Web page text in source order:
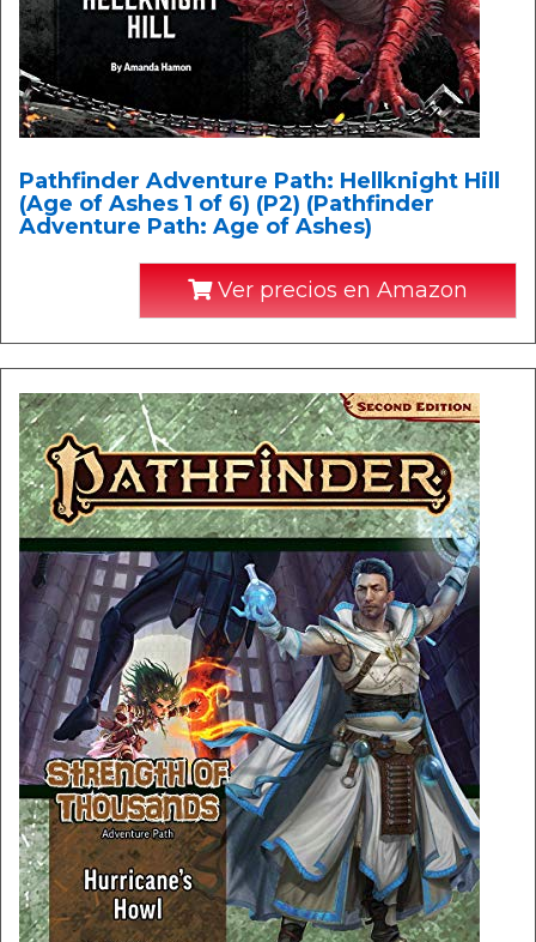
Pathfinder Adventure Path: Hellknight Hill
(Age of Ashes 1 of 6) (P2) (Pathfinder
Adventure Path: Age of Ashes)
Ver precios en Amazon